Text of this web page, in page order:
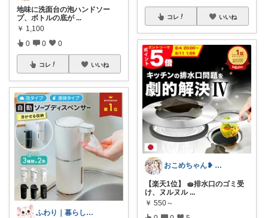
地味に洗面台の泡ハンドソー
プ、ボトルの底が ...
￥ 1,100
0 0 0
コレ いいね
ふわり｜暮らしの負担をかるくする日用品
コレ いいね
おこめちゃん❥ 酒飲み女の食と暮らし🍷
【楽天1位】 🧽排水口のゴミ受
け、ヌルヌル ...
￥ 550～